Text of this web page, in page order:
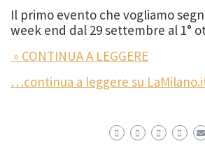
Il primo evento che vogliamo
week end dal 29 settembre al 1°
» CONTINUA A LEGGERE
…continua a leggere su